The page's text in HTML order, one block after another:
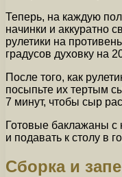
Теперь, на каждую
начинки и аккуратно
рулетики на
градусов духовку на
После того, как
посыпьте их тертым
7 минут, чтобы сыр
Готовые баклажаны с
и подавать к столу в
Сборка и